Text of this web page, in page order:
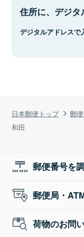
日本郵便トップ 郵
和田
住所に、デジタ
デジタルアドレスで
郵便番号を
郵便局・
荷物のお問